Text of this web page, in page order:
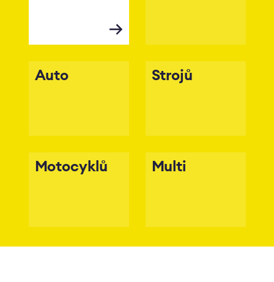
Auto Strojů
Motocyklů Multi